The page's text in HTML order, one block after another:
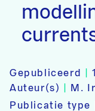
Gepubliceerd |
Auteur(s)
M.
Publicatie type